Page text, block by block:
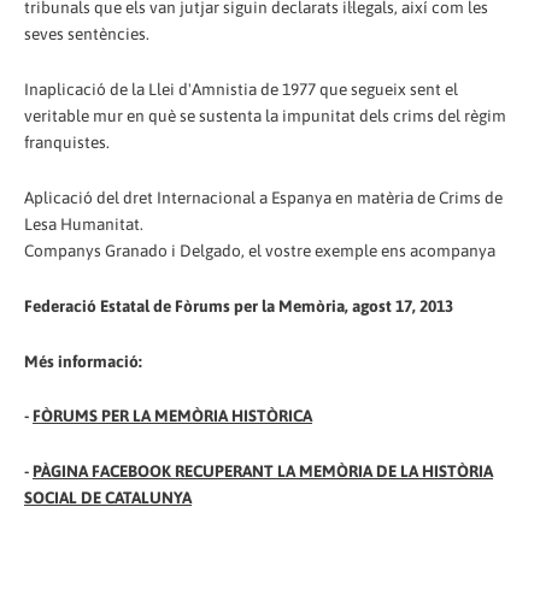
tribunals que els van jutjar siguin declarats il·legals, així com les
seves sentències.
Inaplicació de la Llei d'Amnistia de 1977 que segueix sent el
veritable mur en què se sustenta la impunitat dels crims del règim
franquistes.
Aplicació del dret Internacional a Espanya en matèria de Crims de
Lesa Humanitat.
Companys Granado i Delgado, el vostre exemple ens acompanya
Federació Estatal de Fòrums per la Memòria, agost 17, 2013
Més informació:
- FÒRUMS PER LA MEMÒRIA HISTÒRICA
- PÀGINA FACEBOOK RECUPERANT LA MEMÒRIA DE LA HISTÒRIA
SOCIAL DE CATALUNYA